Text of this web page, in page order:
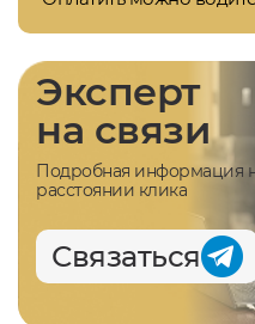
Эксперт
на связи
Подробная информация
расстоянии клика
Связаться